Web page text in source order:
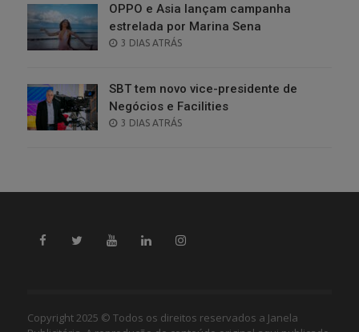
OPPO e Asia lançam campanha
estrelada por Marina Sena
POSTED
3 DIAS ATRÁS
SBT tem novo vice-presidente de
Negócios e Facilities
POSTED
3 DIAS ATRÁS
Copyright 2025 © Todos os direitos reservados a Janela